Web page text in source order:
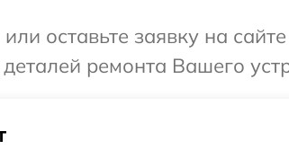
оставьте заявку на
ремонта Вашего